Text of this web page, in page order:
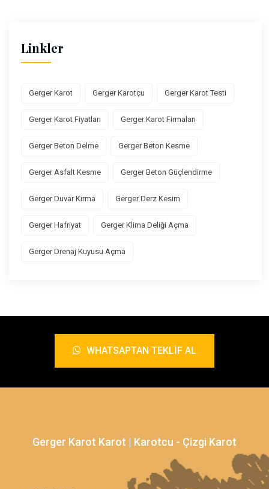
Linkler
Gerger Karot Gerger Karotçu Gerger Karot Testi
Gerger Karot Fiyatları Gerger Karot Firmaları
Gerger Beton Delme Gerger Beton Kesme
Gerger Asfalt Kesme Gerger Beton Güçlendirme
Gerger Duvar Kırma Gerger Derz Kesim
Gerger Hafriyat Gerger Klima Deliği Açma
Gerger Drenaj Kuyusu Açma
WHATSAPTAN TEKLIF AL
Gerger Karot Karot | Karotcu - Çizgi Karot